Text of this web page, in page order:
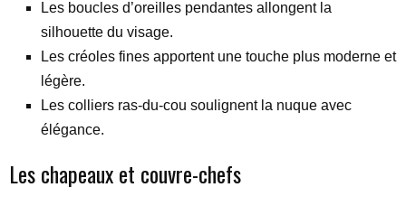
Les boucles d’oreilles pendantes allongent la
silhouette du visage.
Les créoles fines apportent une touche plus moderne et
légère.
Les colliers ras-du-cou soulignent la nuque avec
élégance.
Les chapeaux et couvre-chefs